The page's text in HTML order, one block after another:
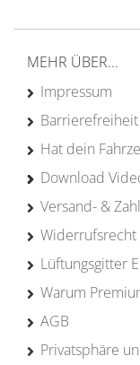
MEHR ÜBER...
Impressum
Barrierefreiheit
Hat dein
Download
Versand- &
Lüftungsgitter
Warum
AGB
Privatsphäre